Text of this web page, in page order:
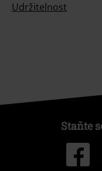
Udržitelnost
Staňte